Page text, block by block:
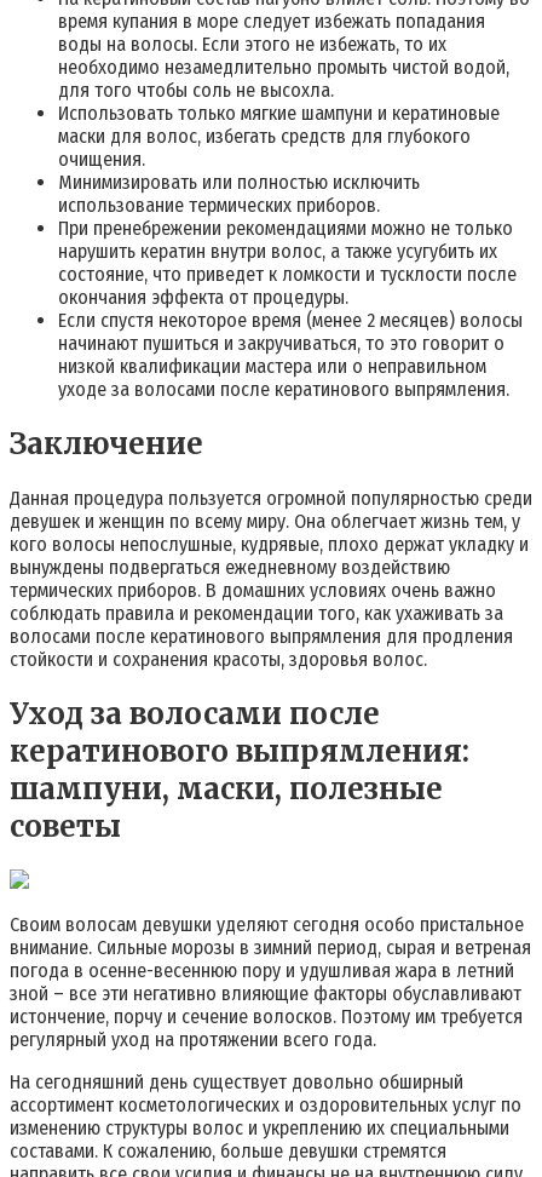
время купания в море следует избежать попадания
воды на волосы. Если этого не избежать, то их
необходимо незамедлительно промыть чистой водой,
для того чтобы соль не высохла.
Использовать только мягкие шампуни и кератиновые
маски для волос, избегать средств для глубокого
очищения.
Минимизировать или полностью исключить
использование термических приборов.
При пренебрежении рекомендациями можно не только
нарушить кератин внутри волос, а также усугубить их
состояние, что приведет к ломкости и тусклости после
окончания эффекта от процедуры.
Если спустя некоторое время (менее 2 месяцев) волосы
начинают пушиться и закручиваться, то это говорит о
низкой квалификации мастера или о неправильном
уходе за волосами после кератинового выпрямления.
Заключение
Данная процедура пользуется огромной популярностью среди
девушек и женщин по всему миру. Она облегчает жизнь тем, у
кого волосы непослушные, кудрявые, плохо держат укладку и
вынуждены подвергаться ежедневному воздействию
термических приборов. В домашних условиях очень важно
соблюдать правила и рекомендации того, как ухаживать за
волосами после кератинового выпрямления для продления
стойкости и сохранения красоты, здоровья волос.
Уход за волосами после
кератинового выпрямления:
шампуни, маски, полезные
советы
Своим волосам девушки уделяют сегодня особо пристальное
внимание. Сильные морозы в зимний период, сырая и ветреная
погода в осенне-весеннюю пору и удушливая жара в летний
зной – все эти негативно влияющие факторы обуславливают
истончение, порчу и сечение волосков. Поэтому им требуется
регулярный уход на протяжении всего года.
На сегодняшний день существует довольно обширный
ассортимент косметологических и оздоровительных услуг по
изменению структуры волос и укреплению их специальными
составами. К сожалению, больше девушки стремятся